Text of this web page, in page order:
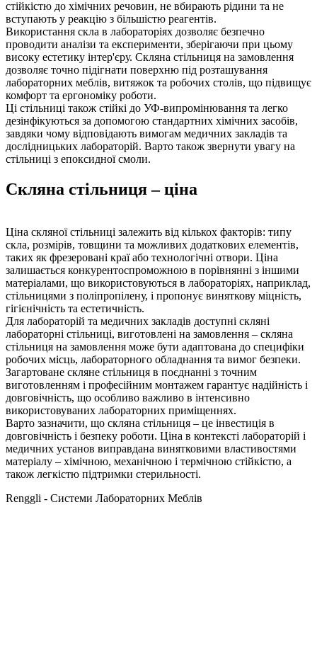
стійкістю до хімічних речовин, не вбирають рідини та не
вступають у реакцію з більшістю реагентів.
Використання скла в лабораторіях дозволяє безпечно
проводити аналізи та експерименти, зберігаючи при цьому
високу естетику інтер'єру. Скляна стільниця на замовлення
дозволяє точно підігнати поверхню під розташування
лабораторних меблів, витяжок та робочих столів, що підвищує
комфорт та ергономіку роботи.
Ці стільниці також стійкі до УФ-випромінювання та легко
дезінфікуються за допомогою стандартних хімічних засобів,
завдяки чому відповідають вимогам медичних закладів та
дослідницьких лабораторій. Варто також звернути увагу на
стільниці з епоксидної смоли.
Скляна стільниця – ціна
Ціна скляної стільниці залежить від кількох факторів: типу
скла, розмірів, товщини та можливих додаткових елементів,
таких як фрезеровані краї або технологічні отвори. Ціна
залишається конкурентоспроможною в порівнянні з іншими
матеріалами, що використовуються в лабораторіях, наприклад,
стільницями з поліпропілену, і пропонує виняткову міцність,
гігієнічність та естетичність.
Для лабораторій та медичних закладів доступні скляні
лабораторні стільниці, виготовлені на замовлення – скляна
стільниця на замовлення може бути адаптована до специфіки
робочих місць, лабораторного обладнання та вимог безпеки.
Загартоване скляне стільниця в поєднанні з точним
виготовленням і професійним монтажем гарантує надійність і
довговічність, що особливо важливо в інтенсивно
використовуваних лабораторних приміщеннях.
Варто зазначити, що скляна стільниця – це інвестиція в
довговічність і безпеку роботи. Ціна в контексті лабораторій і
медичних установ виправдана винятковими властивостями
матеріалу – хімічною, механічною і термічною стійкістю, а
також легкістю підтримки стерильності.
Renggli - Системи Лабораторних Меблів